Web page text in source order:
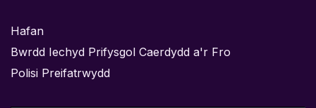
Hafan
Bwrdd Iechyd Prifysgol Caerdydd a'r Fro
Polisi Preifatrwydd